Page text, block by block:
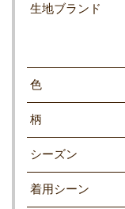
生地ブランド
色
柄
シーズン
着用シーン